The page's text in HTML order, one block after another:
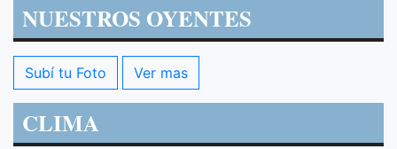
NUESTROS OYENTES
Subí tu Foto Ver mas
CLIMA